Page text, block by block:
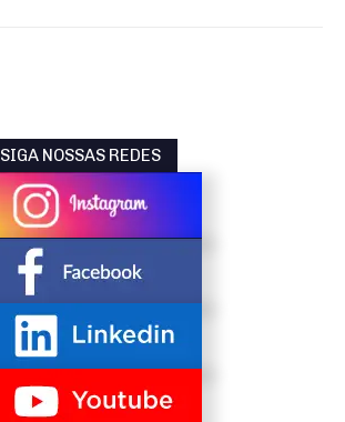
SIGA NOSSAS REDES